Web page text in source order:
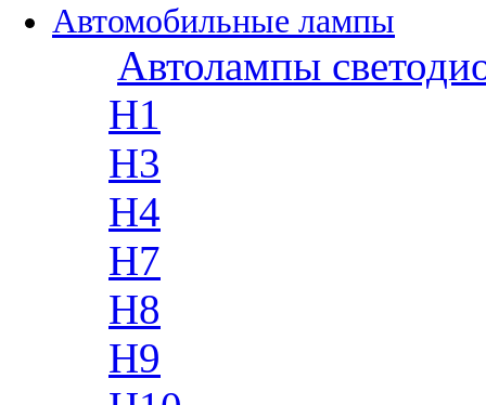
Автомобильные лампы
Автолампы
H1
H3
H4
H7
H8
H9